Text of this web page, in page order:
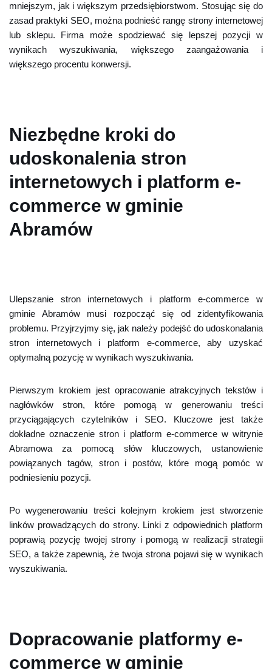
mniejszym, jak i większym przedsiębiorstwom. Stosując się do
zasad praktyki SEO, można podnieść rangę strony internetowej
lub sklepu. Firma może spodziewać się lepszej pozycji w
wynikach wyszukiwania, większego zaangażowania i
większego procentu konwersji.
Niezbędne kroki do
udoskonalenia stron
internetowych i platform e-
commerce w gminie
Abramów
Ulepszanie stron internetowych i platform e-commerce w
gminie Abramów musi rozpocząć się od zidentyfikowania
problemu. Przyjrzyjmy się, jak należy podejść do udoskonalania
stron internetowych i platform e-commerce, aby uzyskać
optymalną pozycję w wynikach wyszukiwania.
Pierwszym krokiem jest opracowanie atrakcyjnych tekstów i
nagłówków stron, które pomogą w generowaniu treści
przyciągających czytelników i SEO. Kluczowe jest także
dokładne oznaczenie stron i platform e-commerce w witrynie
Abramowa za pomocą słów kluczowych, ustanowienie
powiązanych tagów, stron i postów, które mogą pomóc w
podniesieniu pozycji.
Po wygenerowaniu treści kolejnym krokiem jest stworzenie
linków prowadzących do strony. Linki z odpowiednich platform
poprawią pozycję twojej strony i pomogą w realizacji strategii
SEO, a także zapewnią, że twoja strona pojawi się w wynikach
wyszukiwania.
Dopracowanie platformy e-
commerce w gminie